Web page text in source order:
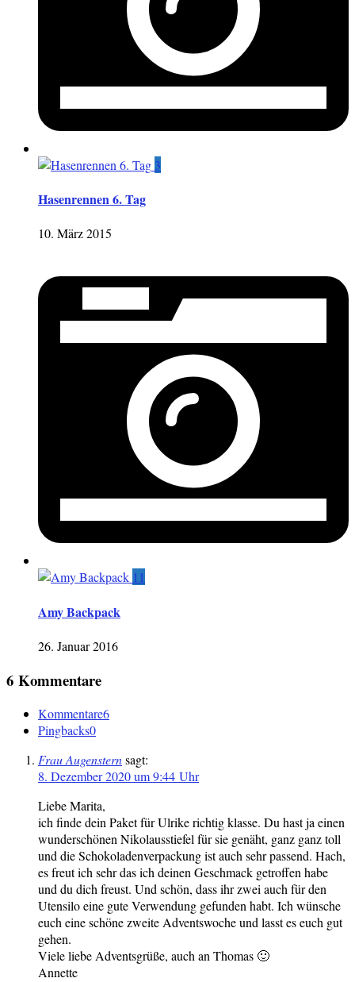
3
Hasenrennen 6. Tag
10. März 2015
11
Amy Backpack
26. Januar 2016
6 Kommentare
Kommentare6
Pingbacks0
Frau Augensternsagt:
8. Dezember 2020 um 9:44 Uhr
Liebe Marita,
ich finde dein Paket für Ulrike richtig klasse. Du hast ja einen
wunderschönen Nikolausstiefel für sie genäht, ganz ganz toll
und die Schokoladenverpackung ist auch sehr passend. Hach,
es freut ich sehr das ich deinen Geschmack getroffen habe
und du dich freust. Und schön, dass ihr zwei auch für den
Utensilo eine gute Verwendung gefunden habt. Ich wünsche
euch eine schöne zweite Adventswoche und lasst es euch gut
gehen.
Viele liebe Adventsgrüße, auch an Thomas 🙂
Annette